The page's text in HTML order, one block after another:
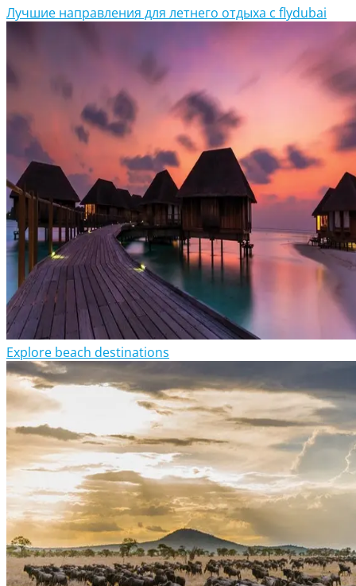
Лучшие направления для летнего отдыха с flydubai
Explore beach destinations